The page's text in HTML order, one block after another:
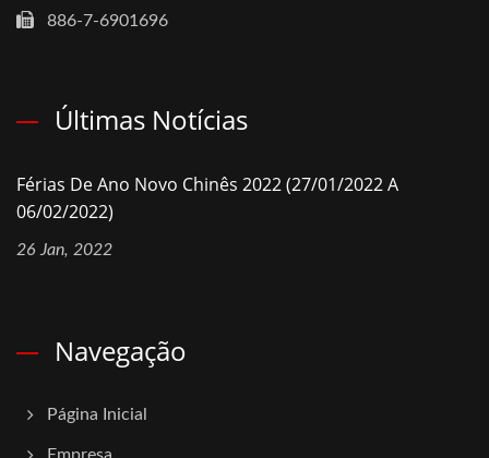
886-7-6901696
Últimas Notícias
Férias De Ano Novo Chinês 2022 (27/01/2022 A
06/02/2022)
26 Jan, 2022
Navegação
Página Inicial